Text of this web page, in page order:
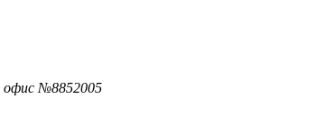
офис №8852005